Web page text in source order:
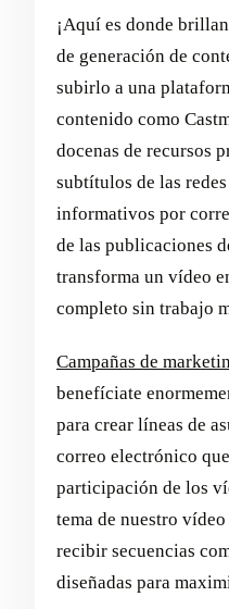
¡Aquí es donde
de generación de
subirlo a una
contenido como
docenas de recursos
subtítulos de las
informativos por
de las publicaciones
transforma un vídeo
completo sin trabajo
Campañas de
benefíciate
para crear líneas de
correo electrónico
participación de los
tema de nuestro
recibir secuencias
diseñadas para